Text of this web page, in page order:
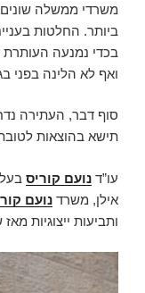
משרדי ממשלה
ביותר. החלטות
בכדי נמנעה
ואף לא הלינה בפני
סוף דבר, העתירה
תישא בהוצאות לטובת
עו”ד נועם קוריס
אילן, משרד נועם
ותביעות ייצוגיות מאז שנת